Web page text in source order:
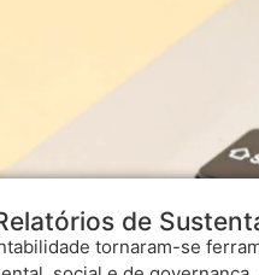
de
tornaram-se